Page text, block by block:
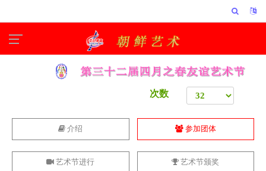
次数
介绍 参加团体
艺术节进行 艺术节颁奖